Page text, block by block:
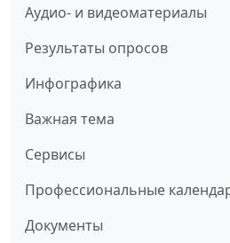
Аудио- и видеоматериалы
Результаты опросов
Инфографика
Важная тема
Сервисы
Профессиональные
Документы